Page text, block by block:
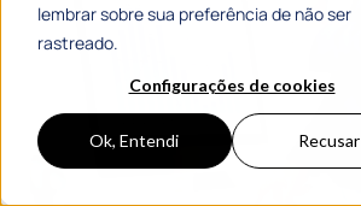
lembrar sobre sua preferência de não ser
rastreado.
Configurações de cookies
Ok, Entendi Recusar